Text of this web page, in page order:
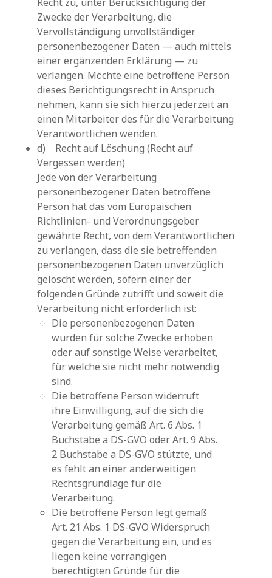
Zwecke der Verarbeitung, die
Vervollständigung unvollständiger
personenbezogener Daten — auch mittels
einer ergänzenden Erklärung — zu
verlangen. Möchte eine betroffene Person
dieses Berichtigungsrecht in Anspruch
nehmen, kann sie sich hierzu jederzeit an
einen Mitarbeiter des für die Verarbeitung
Verantwortlichen wenden.
d) Recht auf Löschung (Recht auf
Vergessen werden)
Jede von der Verarbeitung
personenbezogener Daten betroffene
Person hat das vom Europäischen
Richtlinien- und Verordnungsgeber
gewährte Recht, von dem Verantwortlichen
zu verlangen, dass die sie betreffenden
personenbezogenen Daten unverzüglich
gelöscht werden, sofern einer der
folgenden Gründe zutrifft und soweit die
Verarbeitung nicht erforderlich ist:
Die personenbezogenen Daten
wurden für solche Zwecke erhoben
oder auf sonstige Weise verarbeitet,
für welche sie nicht mehr notwendig
sind.
Die betroffene Person widerruft
ihre Einwilligung, auf die sich die
Verarbeitung gemäß Art. 6 Abs. 1
Buchstabe a DS-GVO oder Art. 9 Abs.
2 Buchstabe a DS-GVO stützte, und
es fehlt an einer anderweitigen
Rechtsgrundlage für die
Verarbeitung.
Die betroffene Person legt gemäß
Art. 21 Abs. 1 DS-GVO Widerspruch
gegen die Verarbeitung ein, und es
liegen keine vorrangigen
berechtigten Gründe für die